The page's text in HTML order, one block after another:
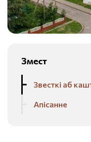
Змест
Звесткі аб
Апісанне